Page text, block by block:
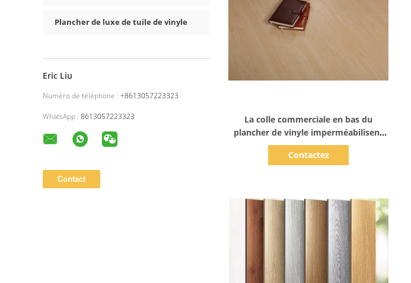
Plancher de luxe de tuile de vinyle
Eric Liu
Numéro de téléphone : +8613057223323
WhatsApp : 8613057223323
La colle commerciale en bas du
plancher de vinyle imperméabilisent
2.0mm 3.0mm
Contactez